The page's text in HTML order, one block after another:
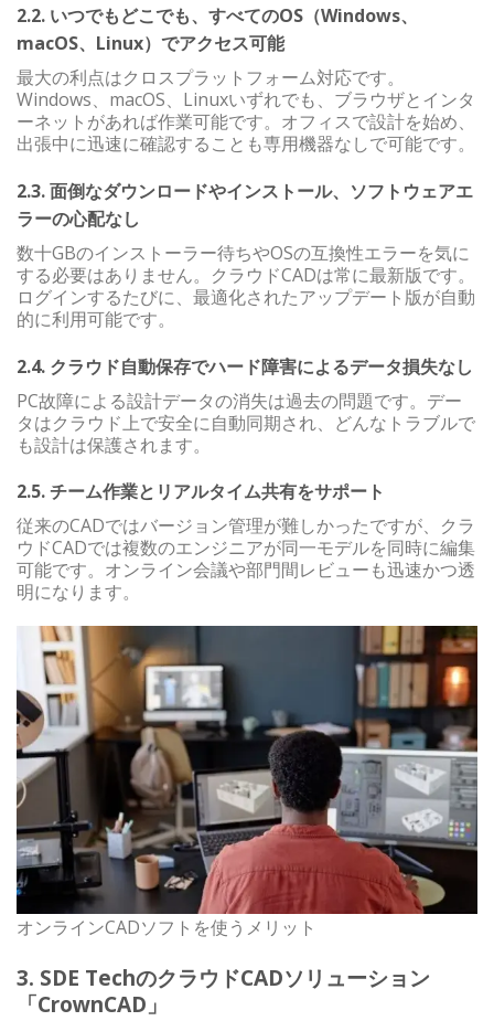
2.2. いつでもどこでも、すべてのOS（Windows、
macOS、Linux）でアクセス可能
最大の利点はクロスプラットフォーム対応です。
Windows、macOS、Linuxいずれでも、ブラウザとインタ
ーネットがあれば作業可能です。オフィスで設計を始め、
出張中に迅速に確認することも専用機器なしで可能です。
2.3. 面倒なダウンロードやインストール、ソフトウェアエ
ラーの心配なし
数十GBのインストーラー待ちやOSの互換性エラーを気に
する必要はありません。クラウドCADは常に最新版です。
ログインするたびに、最適化されたアップデート版が自動
的に利用可能です。
2.4. クラウド自動保存でハード障害によるデータ損失なし
PC故障による設計データの消失は過去の問題です。デー
タはクラウド上で安全に自動同期され、どんなトラブルで
も設計は保護されます。
2.5. チーム作業とリアルタイム共有をサポート
従来のCADではバージョン管理が難しかったですが、クラ
ウドCADでは複数のエンジニアが同一モデルを同時に編集
可能です。オンライン会議や部門間レビューも迅速かつ透
明になります。
オンラインCADソフトを使うメリット
3. SDE TechのクラウドCADソリューション
「CrownCAD」